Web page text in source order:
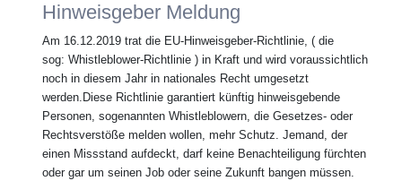
Hinweisgeber Meldung
Am 16.12.2019 trat die EU-Hinweisgeber-Richtlinie, ( die
sog: Whistleblower-Richtlinie ) in Kraft und wird voraussichtlich
noch in diesem Jahr in nationales Recht umgesetzt
werden.Diese Richtlinie garantiert künftig hinweisgebende
Personen, sogenannten Whistleblowern, die Gesetzes- oder
Rechtsverstöße melden wollen, mehr Schutz. Jemand, der
einen Missstand aufdeckt, darf keine Benachteiligung fürchten
oder gar um seinen Job oder seine Zukunft bangen müssen.